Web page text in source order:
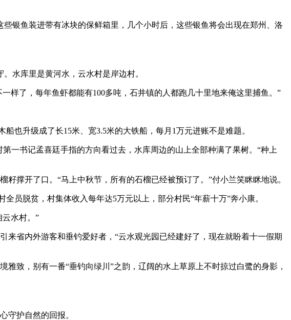
鱼装进带有冰块的保鲜箱里，几个小时后，这些银鱼将会出现在郑州、洛
水库里是黄河水，云水村是岸边村。
了，每年鱼虾都能有100多吨，石井镇的人都跑几十里地来俺这里捕鱼。”
升级成了长15米、宽3.5米的大铁船，每月1万元进账不是难题。
书记孟喜廷手指的方向看过去，水库周边的山上全部种满了果树。“种上
撑开了口。“马上中秋节，所有的石榴已经被预订了。”付小兰笑眯眯地说。
脱贫，村集体收入每年达5万元以上，部分村民“年薪十万”奔小康。
水村。”
省内外游客和垂钓爱好者，“云水观光园已经建好了，现在就盼着十一假期
致，别有一番“垂钓向绿川”之韵，辽阔的水上草原上不时掠过白鹭的身影，
护自然的回报。